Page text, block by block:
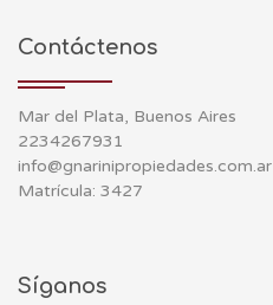
Contáctenos
Mar del Plata, Buenos Aires
2234267931
info@gnarinipropiedades.com.ar
Matrícula: 3427
Síganos